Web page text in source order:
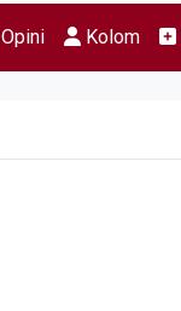
Opini Kolom